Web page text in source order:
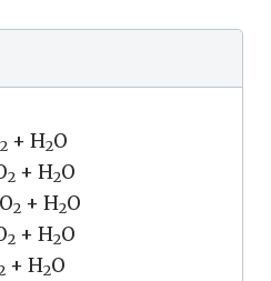
2 + H2O
2 + H2O
2 + H2O
2 + H2O
+ H2O